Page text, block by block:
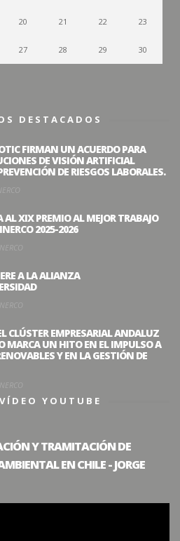
20 21 22 23
27 28 29 30
DESTACADOS
FIRMAN UN ACUERDO PARA
DE VISIÓN ARTIFICIAL
DE RIESGOS LABORALES.
AL XIX PREMIO AL MEJOR TRABAJO
2025-2026
A LA ALIANZA
CLÚSTER EMPRESARIAL ANDALUZ
MARCA UN HITO EN EL IMPULSO A
Y EN LA GESTIÓN DE
YOUTUBE
Y TRAMITACIÓN DE
EN CHILE - JORGE